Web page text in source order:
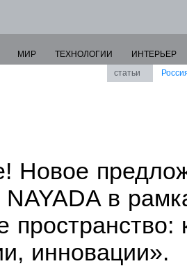
МИР ТЕХНОЛОГИИ
ИНТЕРЬЕР
статьи
Новое
в
инновации».